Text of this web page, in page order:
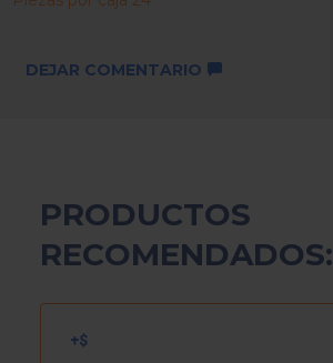
DEJAR COMENTARIO
PRODUCTOS
RECOMENDADOS: